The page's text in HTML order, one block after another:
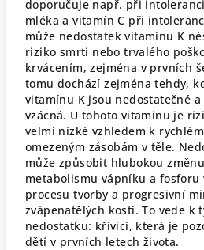
doporučuje např. při
mléka a vitamín C při
může nedostatek vitaminu K
riziko smrti nebo trvalého
krvácením, zejména v prvních
tomu dochází zejména tehdy,
vitamínu K jsou nedostatečné
vzácná. U tohoto vitaminu je
velmi nízké vzhledem k
omezeným zásobám v těle.
může způsobit hlubokou
metabolismu vápníku a
procesu tvorby a progresivní
zvápenatělých kostí. To vede k
nedostatku: křivici, která je
dětí v prvních letech života.